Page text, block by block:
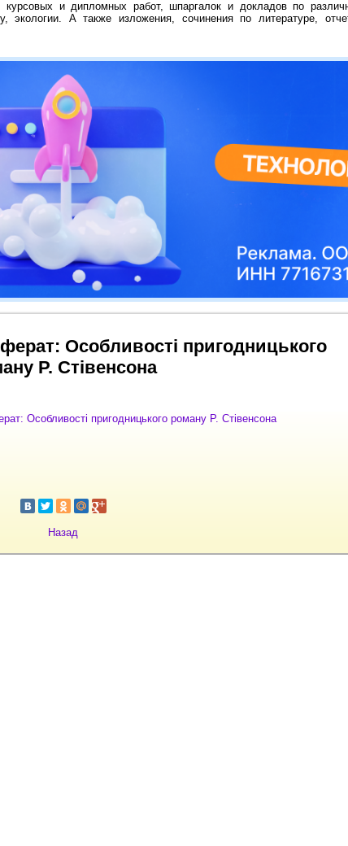
курсовых и дипломных работ, шпаргалок и докладов по
экологии. А также изложения, сочинения по литературе,
Особливості пригодницького
Р. Стівенсона
Особливості пригодницького роману Р. Стівенсона
Назад